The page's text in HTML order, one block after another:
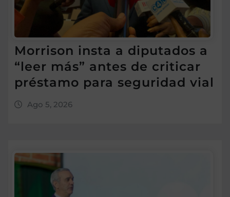
Morrison insta a diputados a
“leer más” antes de criticar
préstamo para seguridad vial
Ago 5, 2026